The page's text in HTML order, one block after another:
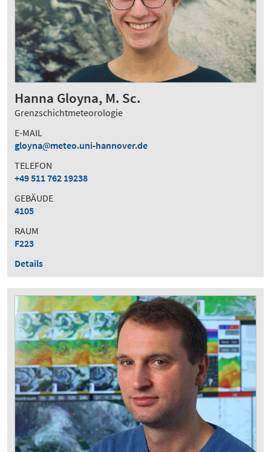
Hanna Gloyna, M. Sc.
Grenzschichtmeteorologie
E-MAIL
gloyna
meteo.uni-hannover.de
TELEFON
+49 511 762 19238
GEBÄUDE
4105
RAUM
F223
Details